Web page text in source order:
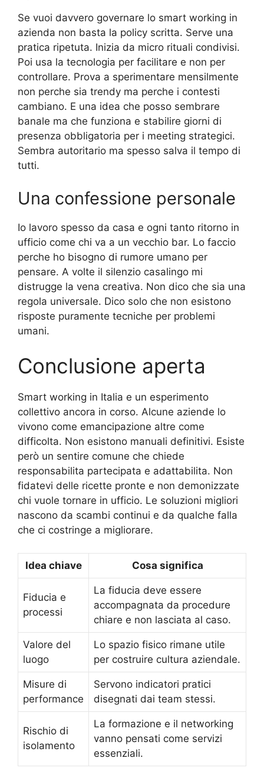
Se vuoi davvero governare lo smart working in
azienda non basta la policy scritta. Serve una
pratica ripetuta. Inizia da micro rituali condivisi.
Poi usa la tecnologia per facilitare e non per
controllare. Prova a sperimentare mensilmente
non perche sia trendy ma perche i contesti
cambiano. E una idea che posso sembrare
banale ma che funziona e stabilire giorni di
presenza obbligatoria per i meeting strategici.
Sembra autoritario ma spesso salva il tempo di
tutti.
Una confessione personale
Io lavoro spesso da casa e ogni tanto ritorno in
ufficio come chi va a un vecchio bar. Lo faccio
perche ho bisogno di rumore umano per
pensare. A volte il silenzio casalingo mi
distrugge la vena creativa. Non dico che sia una
regola universale. Dico solo che non esistono
risposte puramente tecniche per problemi
umani.
Conclusione aperta
Smart working in Italia e un esperimento
collettivo ancora in corso. Alcune aziende lo
vivono come emancipazione altre come
difficolta. Non esistono manuali definitivi. Esiste
però un sentire comune che chiede
responsabilita partecipata e adattabilita. Non
fidatevi delle ricette pronte e non demonizzate
chi vuole tornare in ufficio. Le soluzioni migliori
nascono da scambi continui e da qualche falla
che ci costringe a migliorare.
Idea chiave Cosa significa
Fiducia e
processi
La fiducia deve essere
accompagnata da procedure
chiare e non lasciata al caso.
Valore del
luogo
Lo spazio fisico rimane utile
per costruire cultura aziendale.
Misure di
performance
Servono indicatori pratici
disegnati dai team stessi.
Rischio di
isolamento
La formazione e il networking
vanno pensati come servizi
essenziali.